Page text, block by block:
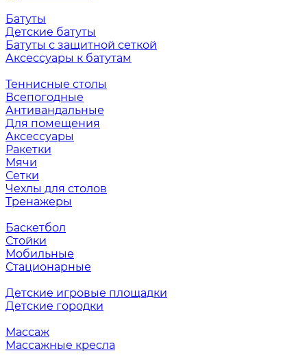
Батуты
Детские батуты
Батуты с защитной сеткой
Аксессуары к батутам
Теннисные столы
Всепогодные
Антивандальные
Для помещения
Аксессуары
Ракетки
Мячи
Сетки
Чехлы для столов
Тренажеры
Баскетбол
Стойки
Мобильные
Стационарные
Детские игровые площадки
Детские городки
Массаж
Массажные кресла